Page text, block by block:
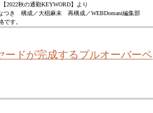
2022秋の通勤KEYWORD】より
き 構成／大椙麻未 再構成／WEBDomani編集部
です。
ードが完成するプルオーバーベ